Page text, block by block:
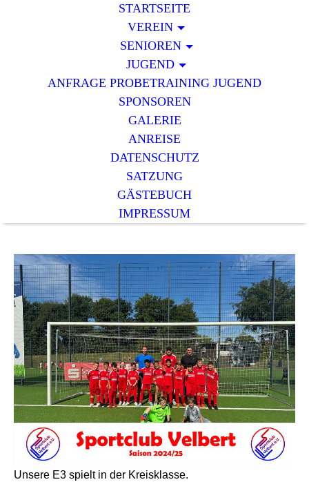
STARTSEITE
VEREIN
SENIOREN
JUGEND
ANFRAGE PROBETRAINING JUGEND
SPONSOREN
GALERIE
ANREISE
DATENSCHUTZ
SATZUNG
GÄSTEBUCH
IMPRESSUM
Unsere E3 spielt in der Kreisklasse.